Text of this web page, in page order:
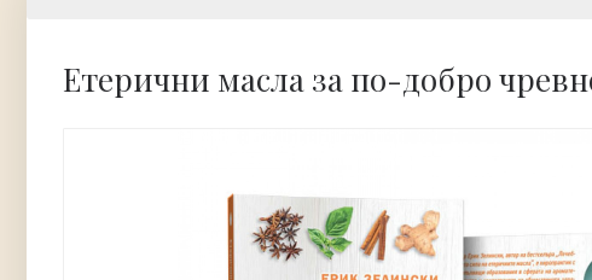
Етерични масла за по-добро